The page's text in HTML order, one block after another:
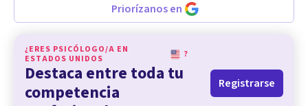
Priorízanos en
¿ERES PSICÓLOGO/A EN
ESTADOS UNIDOS
?
Destaca entre toda tu
competencia
Registrarse